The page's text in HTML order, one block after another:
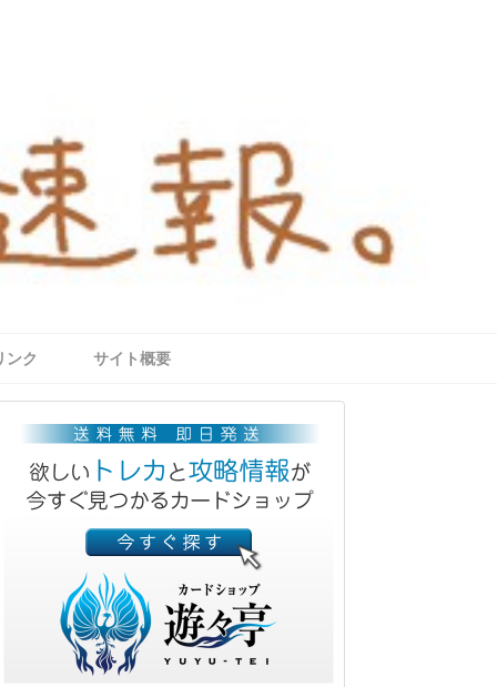
ンク サイト概要